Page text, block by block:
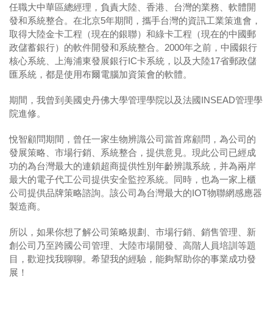
任職大中華區總經理，負責大陸、香港、台灣的業務、軟體開
發和系統整合。在北京5年期間，攜手台灣的資訊工業策進會，
取得大陸金卡工程（現在的銀聯）和綠卡工程（現在的中國郵
政儲蓄銀行）的軟件開發和系統整合。2000年之前，中國銀行
核心系統、上海浦東發展銀行IC卡系統，以及大陸17省郵政儲
匯系統，都是使用布爾電腦加資策會的軟體。
期間，我曾到美國史丹佛大學管理學院以及法國INSEAD管理學
院進修。
悅智顧問期間，曾任一家生物辨識公司當首席顧問，為公司的
發展策略、市場行銷、系統整合，提供意見。現此公司已經成
功的為台灣最大的連鎖超商提供性別年齡辨識系統，并為兩岸
最大的電子代工公司提供安全監控系統。同時，也為一家上櫃
公司提供品牌策略諮詢。該公司為台灣最大的IOT物聯網感應器
製造商。
所以，如果你想了解公司策略規劃、市場行銷、銷售管理、新
創公司乃至跨國公司管理、大陸市場開發、高階人員培訓等題
目，歡迎找我聊聊。希望我的經驗，能夠幫助你的事業成功發
展！